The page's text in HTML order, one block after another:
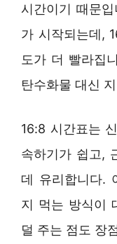
시간이기 때문
가 시작되는데,
도가 더 빨라집
탄수화물 대신
16:8 시간표는
속하기가 쉽고,
데 유리합니다.
지 먹는 방식이
덜 주는 점도 장